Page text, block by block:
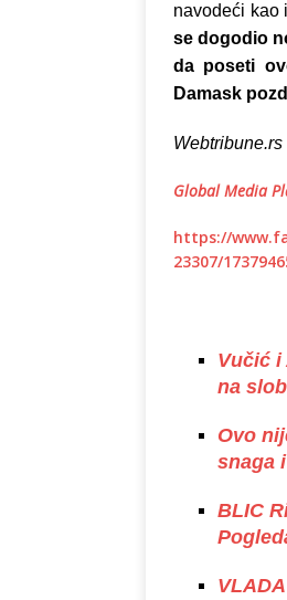
navodeći kao
se dogodio
da poseti
Damask
Webtribune.rs
Global Media
https://
23307/
Vučić i
na
Ovo
snaga
BLIC